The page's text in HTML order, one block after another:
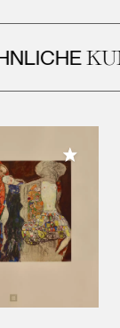
Meiner